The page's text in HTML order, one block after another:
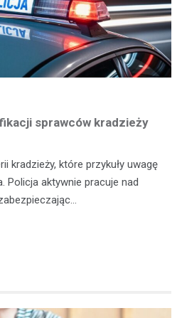
sprawców kradzieży
kradzieży, które przykuły uwagę
Policja aktywnie pracuje nad